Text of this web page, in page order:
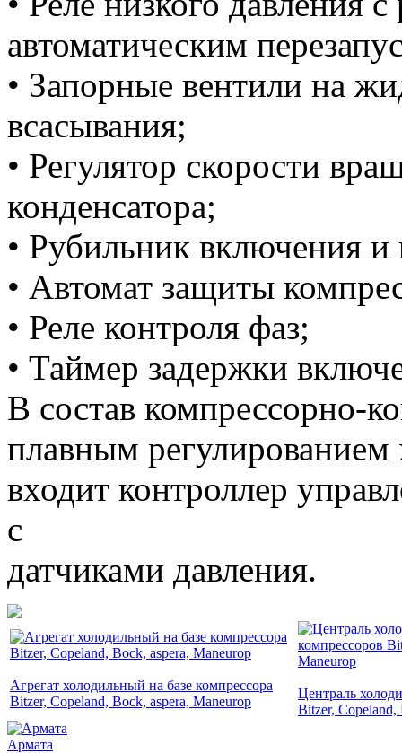
автоматическим
• Запорные вентили на
всасывания;
• Регулятор скорости
конденсатора;
• Рубильник включения и
• Автомат защиты
• Реле контроля фаз;
• Таймер задержки
В состав компрессорно-
плавным регулированием
входит контроллер
с
датчиками давления.
Агрегат холодильный на базе компрессора
Bitzer, Copeland, Bock, aspera, Maneurop
Централь
Bitzer, Copeland,
Армата